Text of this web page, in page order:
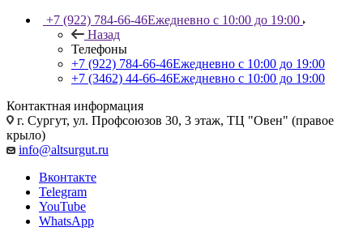
+7 (922) 784-66-46Ежедневно с 10:00 до 19:00
Назад
Телефоны
+7 (922) 784-66-46Ежедневно с 10:00 до 19:00
+7 (3462) 44-66-46Ежедневно с 10:00 до 19:00
Контактная информация
г. Сургут, ул. Профсоюзов 30, 3 этаж, ТЦ "Овен" (правое
крыло)
info@altsurgut.ru
Вконтакте
Telegram
YouTube
WhatsApp